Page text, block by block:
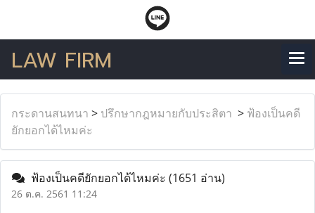
LAW FIRM
กระดานสนทนา > ปรึกษากฎหมายกับประสิตา > ฟ้องเป็นคดี
ยักยอกได้ไหมค่ะ
ฟ้องเป็นคดียักยอกได้ไหมค่ะ (1651 อ่าน)
26 ต.ค. 2561 11:24